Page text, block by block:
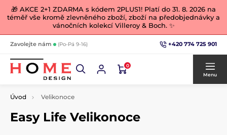
🎁 AKCE 2+1 ZDARMA s kódem 2PLUS1! Platí do 31. 8. 2026 na
téměř vše kromě zlevněného zboží, zboží na předobjednávky a
vánočních kolekcí Villeroy & Boch. ✨
Zavolejte nám (Po-Pá 9-16) +420 774 725 901
0
Menu
Úvod Velikonoce
Easy Life Velikonoce